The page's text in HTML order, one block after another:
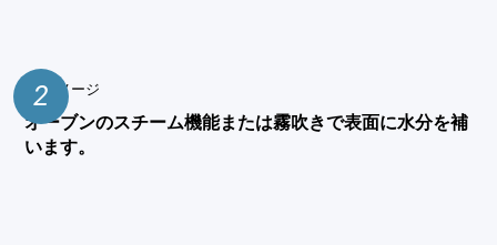
2
オーブンのスチーム機能または霧吹きで表面に水分を補
います。